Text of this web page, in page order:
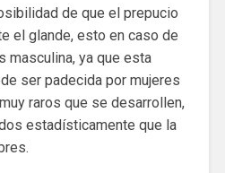
de que el prepucio
el glande, esto en caso de
masculina, ya que esta
ser padecida por mujeres
raros que se desarrollen,
estadísticamente que la